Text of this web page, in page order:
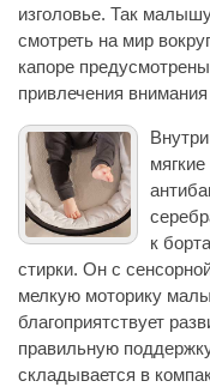
изголовье. Так
смотреть на мир
капоре
привлечения
к
стирки. Он с
мелкую моторику
благоприятствует
правильную
складывается в